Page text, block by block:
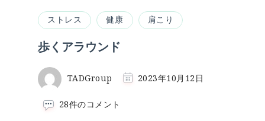
ストレス 健康 肩こり
歩くアラウンド
TADGroup 2023年10月12日
歩
28件のコメント